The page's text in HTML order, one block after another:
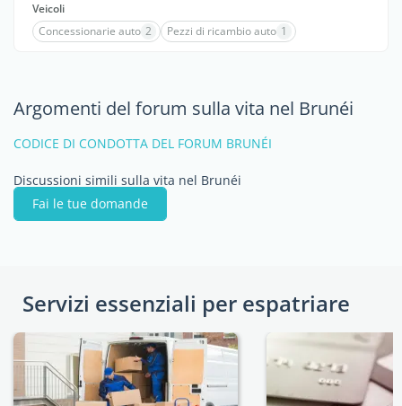
Veicoli
Concessionarie auto 2 Pezzi di ricambio auto 1
Argomenti del forum sulla vita nel Brunéi
CODICE DI CONDOTTA DEL FORUM BRUNÉI
Discussioni simili sulla vita nel Brunéi
Fai le tue domande
Servizi essenziali per espatriare